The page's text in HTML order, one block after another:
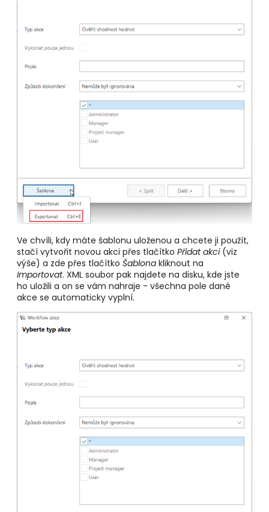
Ve chvíli, kdy máte šablonu uloženou a chcete ji použít,
stačí vytvořit novou akci přes tlačítko Přidat akci(viz
výše) a zde přes tlačítko Šablona kliknout na
Importovat. XML soubor pak najdete na disku, kde jste
ho uložili a on se vám nahraje - všechna pole dané
akce se automaticky vyplní.